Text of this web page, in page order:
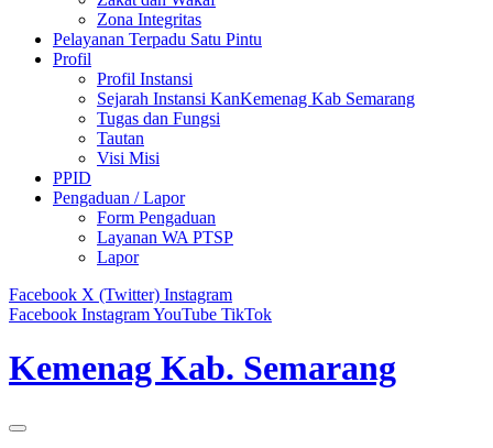
Zona Integritas
Pelayanan Terpadu Satu Pintu
Profil
Profil Instansi
Sejarah Instansi KanKemenag Kab Semarang
Tugas dan Fungsi
Tautan
Visi Misi
PPID
Pengaduan / Lapor
Form Pengaduan
Layanan WA PTSP
Lapor
Facebook X (Twitter) Instagram
Facebook InstagramYouTube TikTok
Kemenag Kab. Semarang